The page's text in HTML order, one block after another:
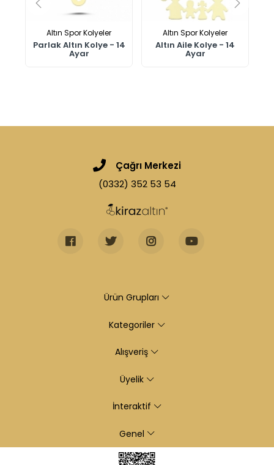
Altın Spor Kolyeler
Parlak Altın Kolye - 14
Ayar
Altın Spor Kolyeler
Altın Aile Kolye - 14
Ayar
Çağrı Merkezi
(0332) 352 53 54
Ürün Grupları
Kategoriler
Alışveriş
Üyelik
İnteraktif
Genel